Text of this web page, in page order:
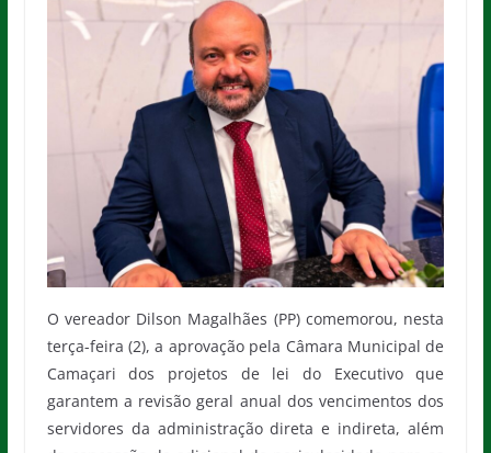
O vereador Dilson Magalhães (PP) comemorou, nesta
terça-feira (2), a aprovação pela Câmara Municipal de
Camaçari dos projetos de lei do Executivo que
garantem a revisão geral anual dos vencimentos dos
servidores da administração direta e indireta, além